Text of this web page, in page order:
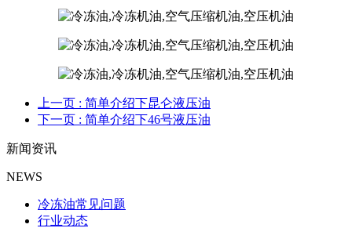
上一页 : 简单介绍下昆仑液压油
下一页 : 简单介绍下46号液压油
新闻资讯
NEWS
冷冻油常见问题
行业动态